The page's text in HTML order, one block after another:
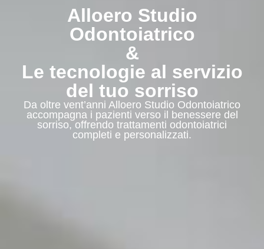
Alloero Studio
Odontoiatrico
&
Le tecnologie al servizio
del tuo sorriso
Da oltre vent’anni Alloero Studio Odontoiatrico
accompagna i pazienti verso il benessere del
sorriso, offrendo trattamenti odontoiatrici
completi e personalizzati.